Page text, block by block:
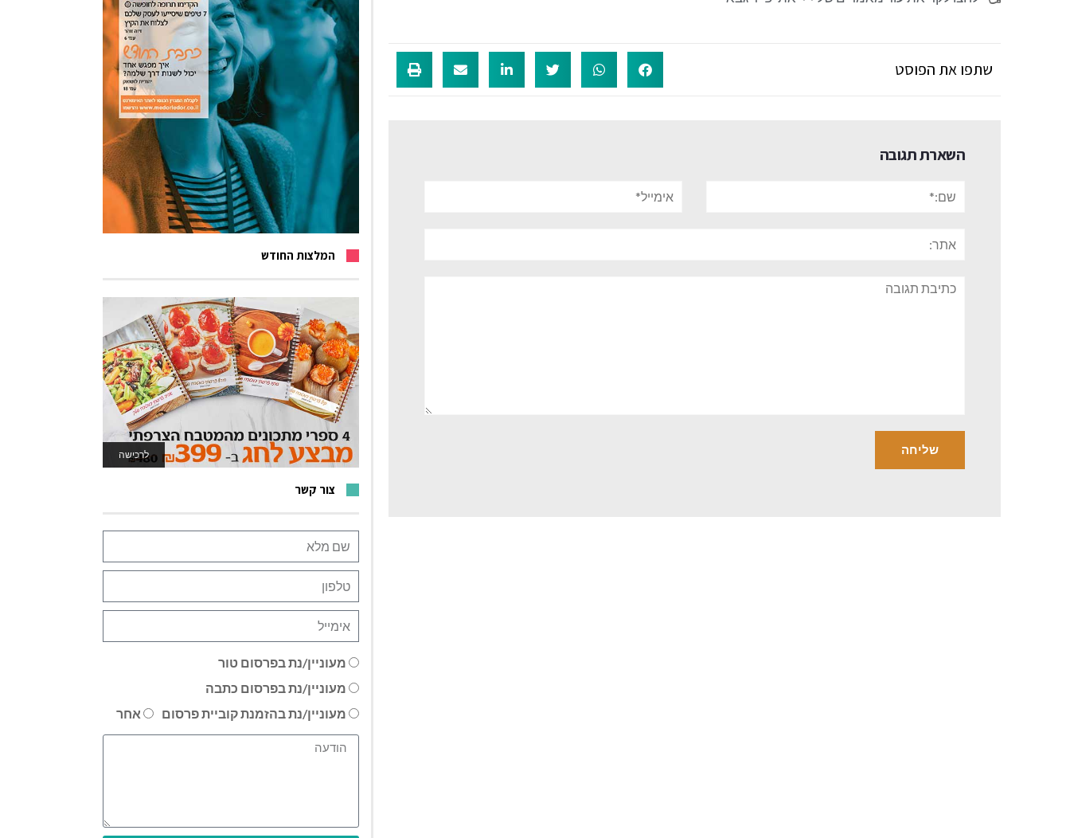
שתפו את הפוסט
השארת תגובה
המלצות החודש
לרכישה
לאתר המשחקים
צור קשר
מעוניין/נת בפרסום טור
מעוניין/נת בפרסום כתבה
מעוניין/נת בהזמנת קוביית פרסום
אחר